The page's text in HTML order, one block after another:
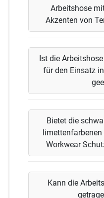
Arbeitshose
Akzenten von
Ist die
für den Einsatz
Bietet die
limettenfarbenen
Workwear
Kann die